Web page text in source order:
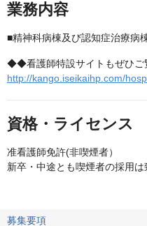
業務内容
■精神科病棟及び認知症治療病
◆◆看護師特設サイトもぜひ
http://kango.iseikaihp.com/
資格・ライセンス
准看護師免許(非喫煙者）
新卒・中途とも喫煙者の採用は
募集要項